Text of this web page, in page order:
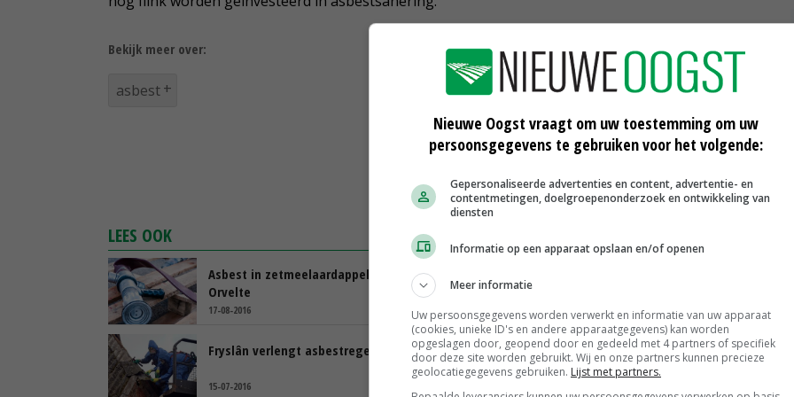
Bekijk meer over:
asbest
LEES OOK
Asbest in zetmeelaardappelen
Orvelte
17-08-2016 05-08-2016
Fryslân verlengt asbestregeling
15-07-2016
Fryslân verlengt asbestregeling
Nieuwe Oogst vraagt om uw toestemming om uw
persoonsgegevens te gebruiken voor het volgende:
Gepersonaliseerde advertenties en content, advertentie- en
contentmetingen, doelgroepenonderzoek en ontwikkeling van
diensten
Informatie op een apparaat opslaan en/of openen
Meer informatie
Uw persoonsgegevens worden verwerkt en informatie van uw apparaat
(cookies, unieke ID's en andere apparaatgegevens) kan worden
opgeslagen door, geopend door en gedeeld met 4 partners of specifiek
door deze site worden gebruikt. Wij en onze partners kunnen precieze
geolocatiegegevens gebruiken. Lijst met partners.